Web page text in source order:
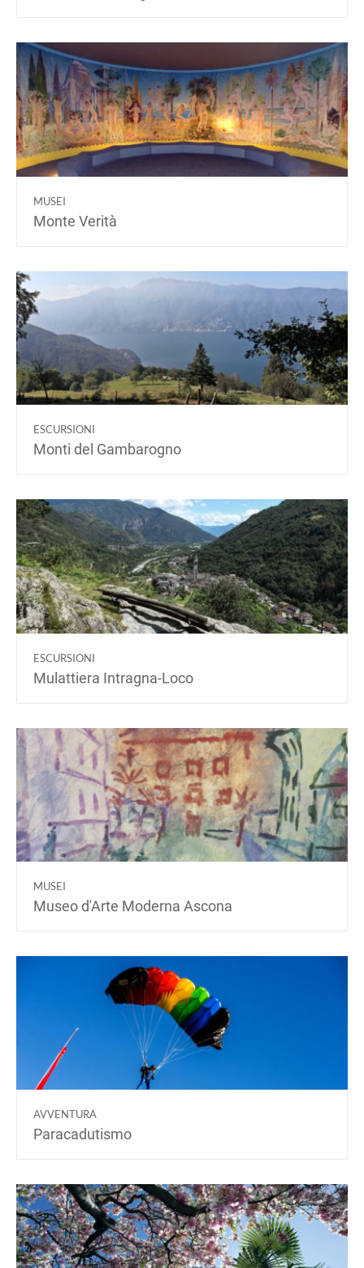
MUSEI
Monte Verità
ESCURSIONI
Monti del Gambarogno
ESCURSIONI
Mulattiera Intragna-Loco
MUSEI
Museo d'Arte Moderna Ascona
AVVENTURA
Paracadutismo